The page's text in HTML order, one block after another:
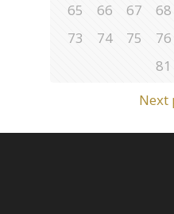
65
66 67 68
73
74 75 76
81
Next